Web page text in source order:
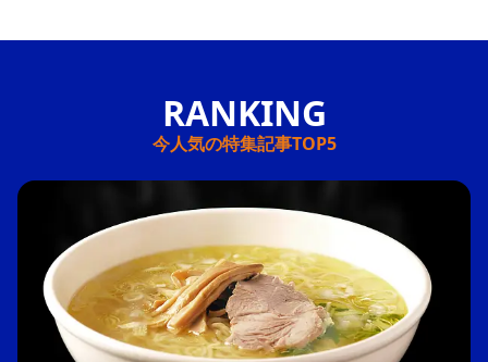
今人気の特集記事TOP5